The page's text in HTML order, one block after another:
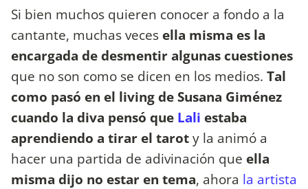
Si bien muchos quieren conocer a fondo a la
cantante, muchas veces ella misma es la
encargada de desmentir algunas cuestiones
que no son como se dicen en los medios. Tal
como pasó en el living de Susana Giménez
cuando la diva pensó que Lali estaba
aprendiendo a tirar el taroty la animó a
hacer una partida de adivinación que ella
misma dijo no estar en tema, ahora la artista